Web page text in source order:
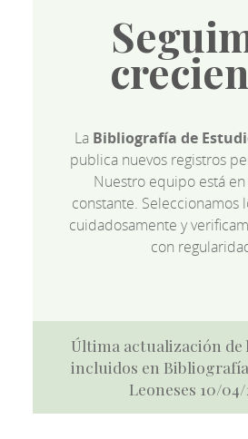
La Bibliografía de
publica nuevos registros
Nuestro equipo está
constante. Seleccionamos
cuidadosamente y
con
Última actualización de
incluidos en
Leoneses 10/